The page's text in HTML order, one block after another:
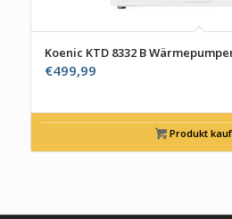
Koenic KTD 8332 B
€499,99
Produkt